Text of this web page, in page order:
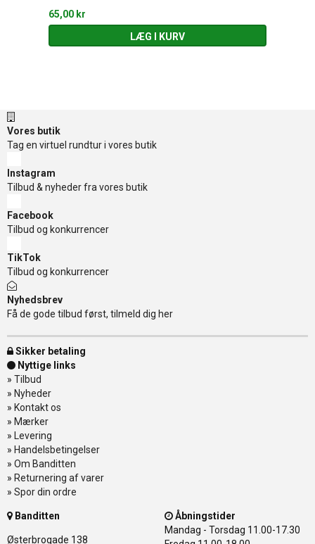
65,00 kr
LÆG I KURV
Vores butik
Tag en virtuel rundtur i vores butik
Instagram
Tilbud & nyheder fra vores butik
Facebook
Tilbud og konkurrencer
TikTok
Tilbud og konkurrencer
Nyhedsbrev
Få de gode tilbud først, tilmeld dig her
Sikker betaling
Nyttige links
» Tilbud
» Nyheder
» Kontakt os
» Mærker
» Levering
» Handelsbetingelser
» Om Banditten
» Returnering af varer
» Spor din ordre
Banditten
Østerbrogade 138
Åbningstider
Mandag - Torsdag 11.00-17.30